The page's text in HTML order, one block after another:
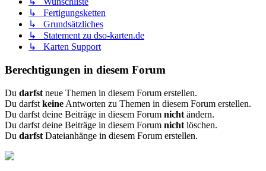
↳ Fertigungsketten
↳ Grundsätzliches
↳ Statement zu dso-karten.de
↳ Karten Support
Berechtigungen in diesem Forum
Du darfst neue Themen in diesem Forum erstellen.
Du darfst keine Antworten zu Themen in diesem Forum erstellen.
Du darfst deine Beiträge in diesem Forum nicht ändern.
Du darfst deine Beiträge in diesem Forum nicht löschen.
Du darfst Dateianhänge in diesem Forum erstellen.